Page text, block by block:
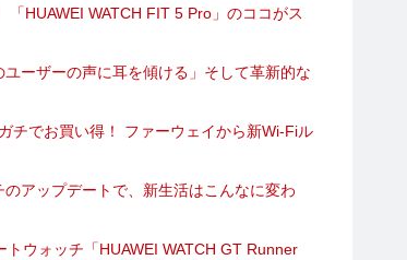
HUAWEI WATCH FIT 5 Pro」のココがス
ユーザーの声に耳を傾ける」そして革新的な
チでお買い得！ ファーウェイから新Wi-Fiル
アップデートで、新生活はこんなに変わ
ウォッチ「HUAWEI WATCH GT Runner